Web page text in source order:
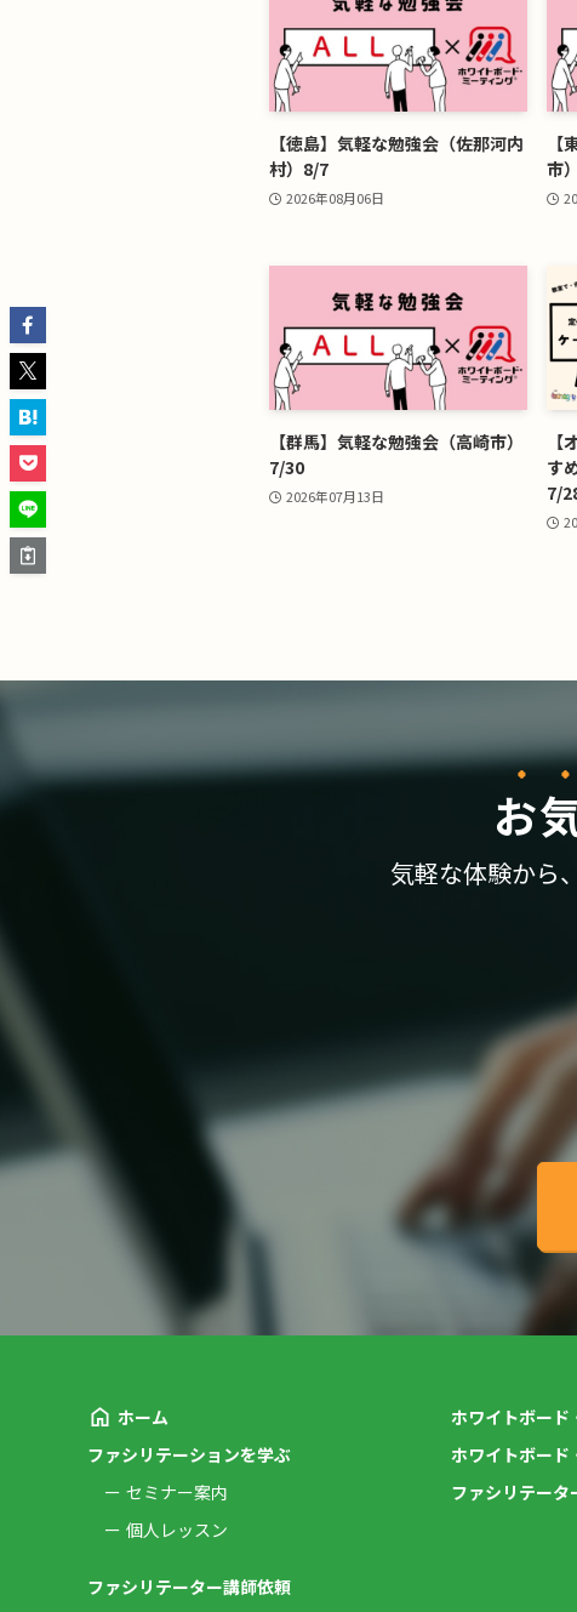
【徳島】気軽な勉強会（佐那河内
村）8/7
2026年08月06日
市
【群馬】気軽な勉強会（高崎市）
7/30
2026年07月13日
す
7/
お
気軽な体験から、
ホーム
ファシリテーションを学ぶ
セミナー案内
個人レッスン
ファシリテーター講師依頼
ホワイトボード
ホワイトボード
ファシリテー